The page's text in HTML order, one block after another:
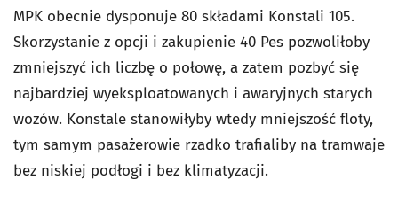
MPK obecnie dysponuje 80 składami Konstali 105.
Skorzystanie z opcji i zakupienie 40 Pes pozwoliłoby
zmniejszyć ich liczbę o połowę, a zatem pozbyć się
najbardziej wyeksploatowanych i awaryjnych starych
wozów. Konstale stanowiłyby wtedy mniejszość floty,
tym samym pasażerowie rzadko trafialiby na tramwaje
bez niskiej podłogi i bez klimatyzacji.